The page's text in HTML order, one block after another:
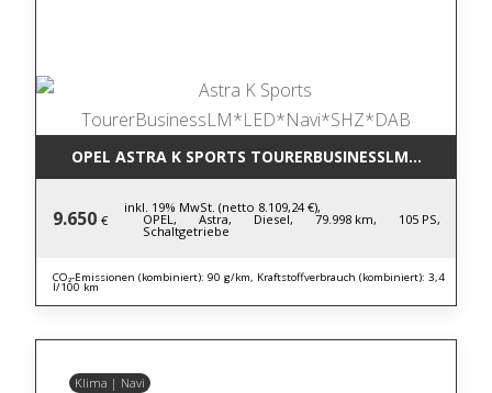
OPEL ASTRA K SPORTS
9.650 €
inkl. 19% MwSt. (netto 8.109,24 €),
OPEL, Astra, Diesel, 79.998 km, 105 PS,
Schaltgetriebe
CO₂-Emissionen (kombiniert): 90 g/km, Kraftstoffverbrauch (kombiniert): 3,4
l/100 km
Klima | Navi